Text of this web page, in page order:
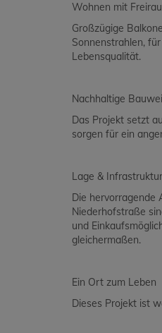
Wohnen mit
Großzügige
Sonnenstrahlen,
Lebensqualität.
Nachhaltige
Das Projekt setzt
sorgen für ein
Lage & Infrastruktur
Die
Niederhofstraße
und
gleichermaßen.
Ein Ort zum Leben
Dieses Projekt ist